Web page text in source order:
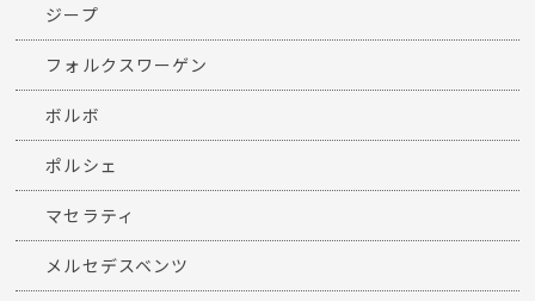
ジープ
フォルクスワーゲン
ボルボ
ポルシェ
マセラティ
メルセデスベンツ